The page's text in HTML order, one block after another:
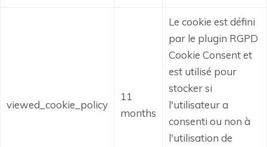
viewed_cookie_policy
11
months
Le cookie est défini
par le plugin RGPD
Cookie Consent et
est utilisé pour
stocker si
l'utilisateur a
consenti ou non à
l'utilisation de